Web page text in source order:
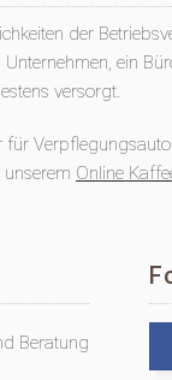
der
ein
versorgt.
für
Online
Beratung